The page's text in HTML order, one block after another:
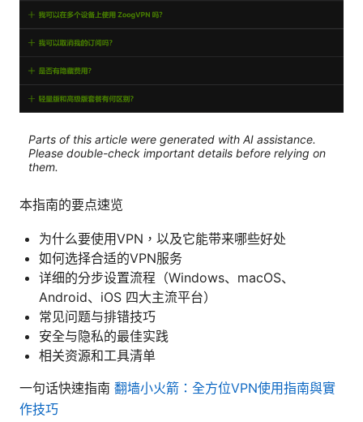
Parts of this article were generated with AI assistance.
Please double-check important details before relying on
them.
本指南的要点速览
为什么要使用VPN，以及它能带来哪些好处
如何选择合适的VPN服务
详细的分步设置流程（Windows、macOS、
Android、iOS 四大主流平台）
常见问题与排错技巧
安全与隐私的最佳实践
相关资源和工具清单
一句话快速指南 翻墙小火箭：全方位VPN使用指南與實
作技巧